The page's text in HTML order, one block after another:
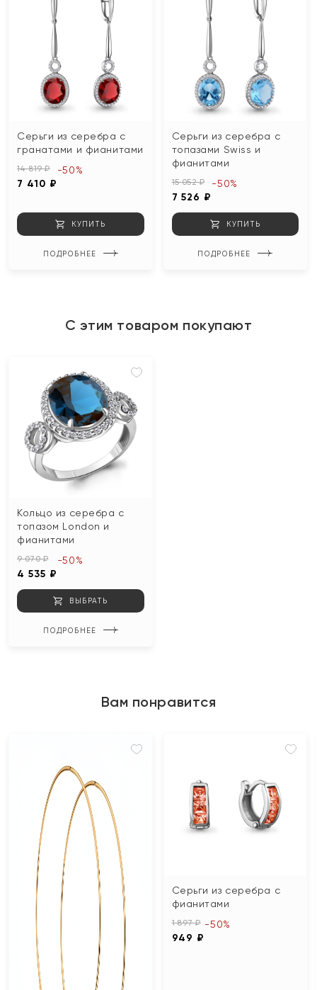
Серьги из серебра с
гранатами и фианитами
14 819 ₽
7 410 ₽
-50%
КУПИТЬ
ПОДРОБНЕЕ
Серьги из серебра с
топазами Swiss и
фианитами
15 052 ₽
7 526 ₽
-50%
КУПИТЬ
ПОДРОБНЕЕ
С этим товаром покупают
Кольцо из серебра с
топазом London и
фианитами
9 070 ₽
4 535 ₽
-50%
ВЫБРАТЬ
ПОДРОБНЕЕ
Вам понравится
Серьги из серебра с
фианитами
1 897 ₽
949 ₽
-50%